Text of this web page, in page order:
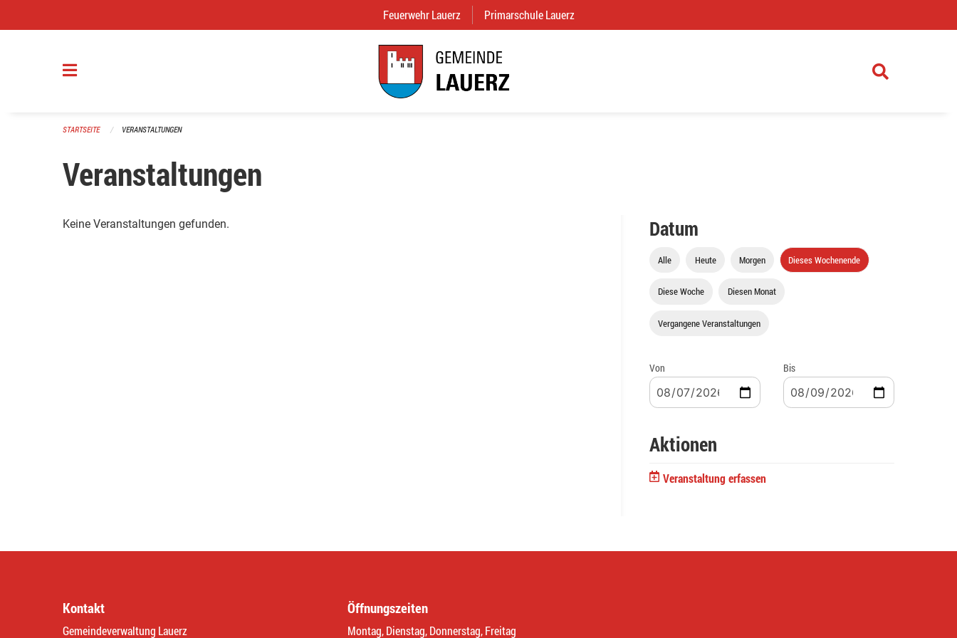
Feuerwehr Lauerz (External Link)
Primarschule Lauerz
STARTSEITE VERANSTALTUNGEN
Veranstaltungen
Keine Veranstaltungen gefunden. Datum
Alle Heute Morgen Dieses Wochenende
Diese Woche Diesen Monat
Vergangene Veranstaltungen
Von Bis
Aktionen
Veranstaltung erfassen
Kontakt
Gemeindeverwaltung Lauerz
Öffnungszeiten
Montag, Dienstag, Donnerstag, Freitag